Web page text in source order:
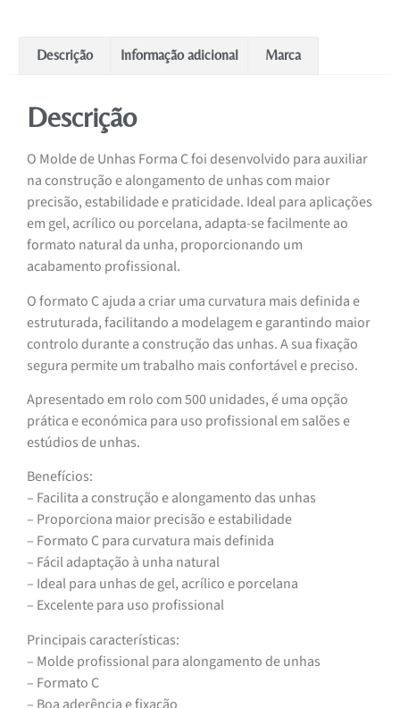
Descrição Informação adicional Marca
Descrição
O Molde de Unhas Forma C foi desenvolvido para auxiliar
na construção e alongamento de unhas com maior
precisão, estabilidade e praticidade. Ideal para aplicações
em gel, acrílico ou porcelana, adapta-se facilmente ao
formato natural da unha, proporcionando um
acabamento profissional.
O formato C ajuda a criar uma curvatura mais definida e
estruturada, facilitando a modelagem e garantindo maior
controlo durante a construção das unhas. A sua fixação
segura permite um trabalho mais confortável e preciso.
Apresentado em rolo com 500 unidades, é uma opção
prática e económica para uso profissional em salões e
estúdios de unhas.
Benefícios:
– Facilita a construção e alongamento das unhas
– Proporciona maior precisão e estabilidade
– Formato C para curvatura mais definida
– Fácil adaptação à unha natural
– Ideal para unhas de gel, acrílico e porcelana
– Excelente para uso profissional
Principais características:
– Molde profissional para alongamento de unhas
– Formato C